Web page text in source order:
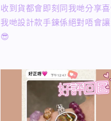
收到貨都會即刻同我哋分享
我哋設計款手鍊係絕對唔會
😎